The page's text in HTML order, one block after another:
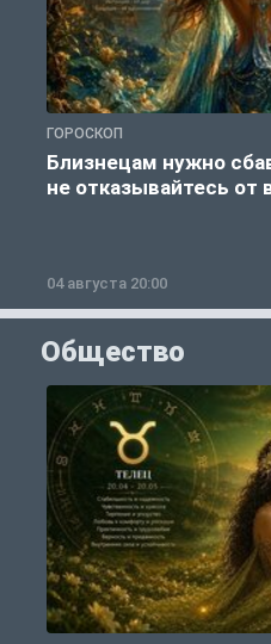
ГОРОСКОП
Близнецам нужно
не отказывайтесь от
04 августа 20:00
Общество